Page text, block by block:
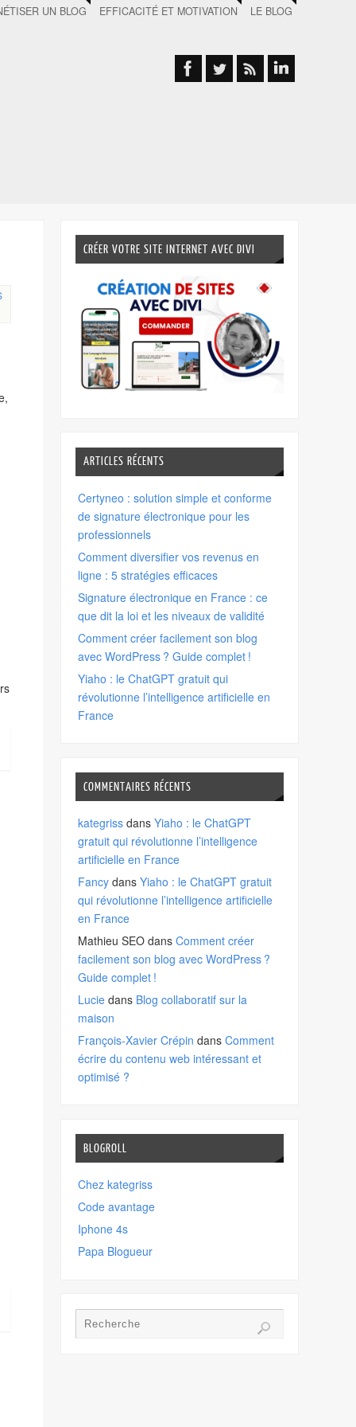
UN BLOG EFFICACITÉ ET MOTIVATION LE BLOG
CRÉER VOTRE SITE INTERNET AVEC DIVI
ARTICLES RÉCENTS
Certyneo : solution simple et conforme
de signature électronique pour les
professionnels
Comment diversifier vos revenus en
ligne : 5 stratégies efficaces
Signature électronique en France : ce
que dit la loi et les niveaux de validité
Comment créer facilement son blog
avec WordPress ? Guide complet !
Yiaho : le ChatGPT gratuit qui
révolutionne l’intelligence artificielle en
France
COMMENTAIRES RÉCENTS
kategriss dansYiaho : le ChatGPT
gratuit qui révolutionne l’intelligence
artificielle en France
Fancy dansYiaho : le ChatGPT gratuit
qui révolutionne l’intelligence artificielle
en France
Mathieu SEO dansComment créer
facilement son blog avec WordPress ?
Guide complet !
Lucie dans Blog collaboratif sur la
maison
François-Xavier Crépin dansComment
écrire du contenu web intéressant et
optimisé ?
BLOGROLL
Chez kategriss
Code avantage
Iphone 4s
Papa Blogueur